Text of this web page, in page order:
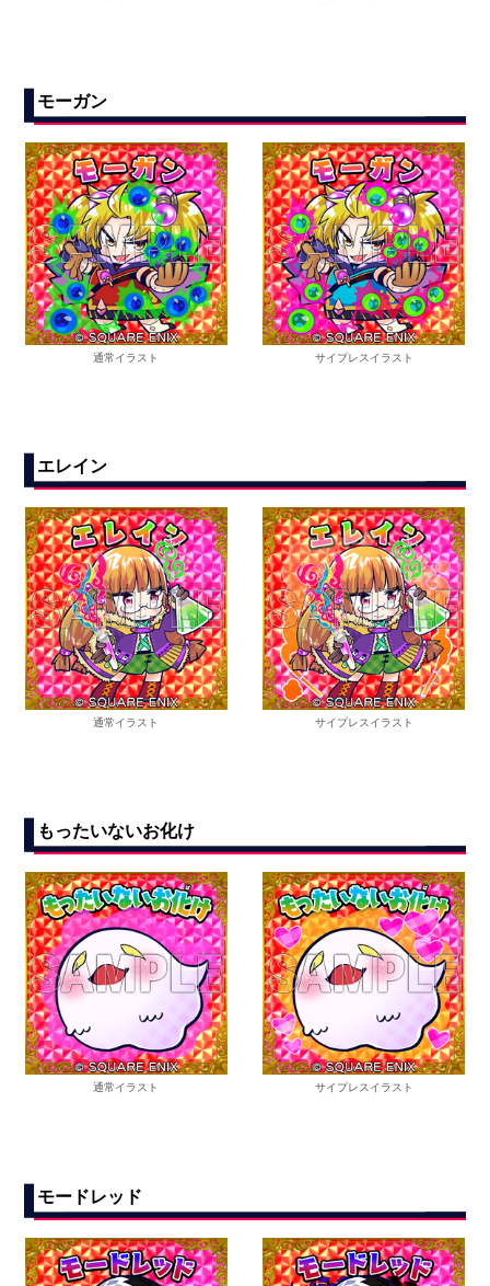
モーガン
通常イラスト サイプレスイラスト
エレイン
通常イラスト サイプレスイラスト
もったいないお化け
通常イラスト サイプレスイラスト
モードレッド